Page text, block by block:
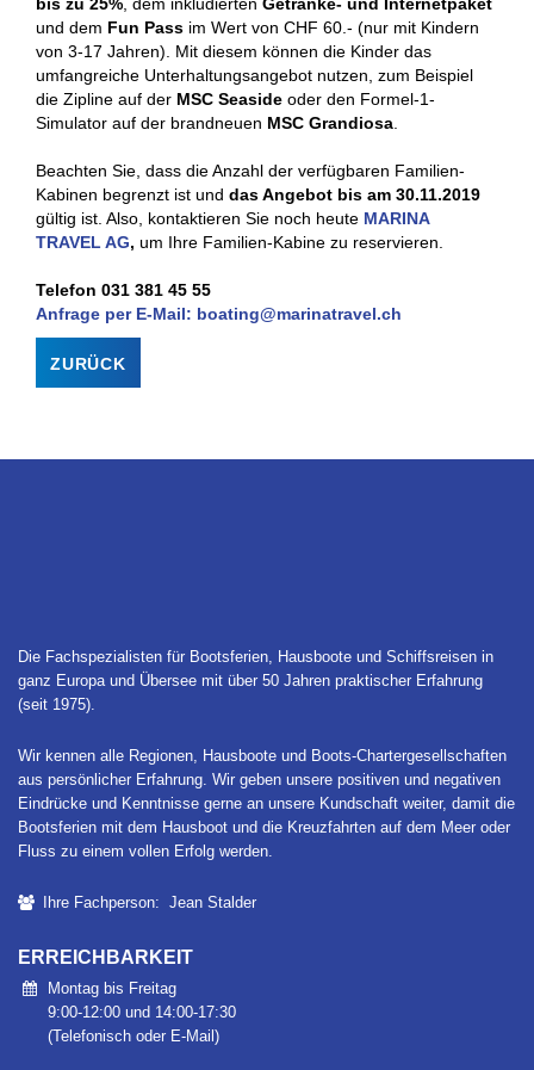
und dem Fun Pass im Wert von CHF 60.- (nur mit Kindern
von 3-17 Jahren). Mit diesem können die Kinder das
umfangreiche Unterhaltungsangebot nutzen, zum Beispiel
die Zipline auf der MSC Seaside oder den Formel-1-
Simulator auf der brandneuen MSC Grandiosa
Beachten Sie, dass die Anzahl der verfügbaren Familien-
Kabinen begrenzt ist und das Angebot bis am 30.11.2019
gültig ist. Also, kontaktieren Sie noch heute MARINA
TRAVEL AG, um Ihre Familien-Kabine zu reservieren.
Telefon 031 381 45 55
Anfrage per E-Mail: boating@marinatravel.ch
ZURÜCK
Die Fachspezialisten für Bootsferien, Hausboote und Schiffsreisen in
ganz Europa und Übersee mit über 50 Jahren praktischer Erfahrung
(seit 1975).
Wir kennen alle Regionen, Hausboote und Boots-Chartergesellschaften
aus persönlicher Erfahrung. Wir geben unsere positiven und negativen
Eindrücke und Kenntnisse gerne an unsere Kundschaft weiter, damit die
Bootsferien mit dem Hausboot und die Kreuzfahrten auf dem Meer oder
Fluss zu einem vollen Erfolg werden.
Ihre Fachperson: Jean Stalder
ERREICHBARKEIT
Montag bis Freitag
9:00-12:00 und 14:00-17:30
(Telefonisch oder E-Mail)